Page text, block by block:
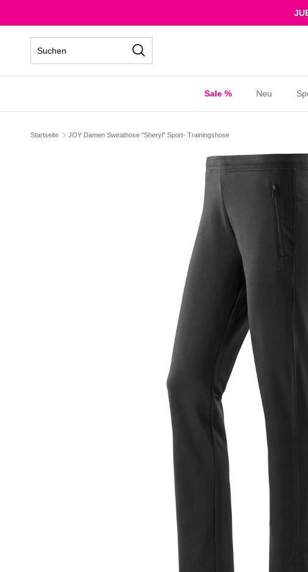
Suchen
Sale % Neu
Startseite JOY Damen Sweathose "Sheryl" Sport- Trainingshose